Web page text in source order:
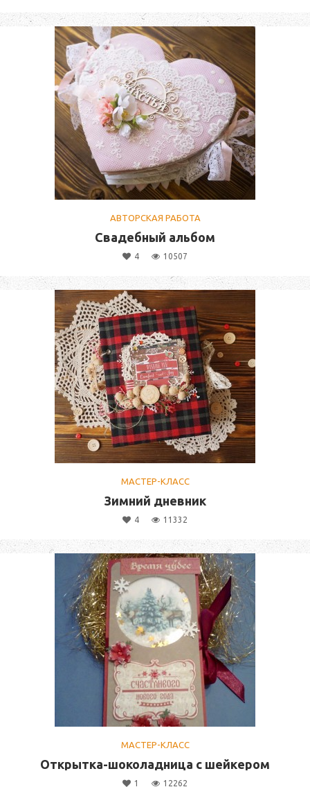
АВТОРСКАЯ РАБОТА
Свадебный альбом
4 10507
МАСТЕР-КЛАСС
Зимний дневник
4 11332
МАСТЕР-КЛАСС
Открытка-шоколадница с шейкером
1 12262